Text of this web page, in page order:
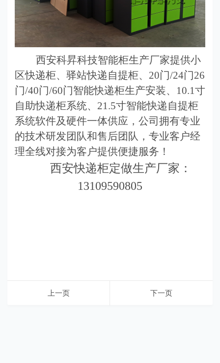
西安科昇科技智能柜生产厂家提供小
区快递柜、驿站快递自提柜、20门/24门26
门/40门/60门智能快递柜生产安装、 10.1寸
自助快递柜系统、21.5寸智能快递自提柜
系统软件及硬件一体供应，公司拥有专业
的技术研发团队和售后团队，专业客户经
理全线对接为客户提供便捷服务！
西安快递柜定做生产厂家：
13109590805
上一页 下一页